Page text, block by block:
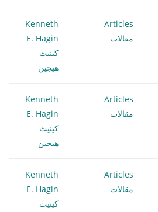
Articles
مقالات
Kenneth
E. Hagin
كينيث
هيجين
Articles
مقالات
Kenneth
E. Hagin
كينيث
هيجين
Articles
مقالات
Kenneth
E. Hagin
كينيث